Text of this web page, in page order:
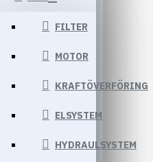
FILTER
MOTOR
KRAFTÖVERFÖRING
ELSYSTEM
HYDRAULSYSTEM